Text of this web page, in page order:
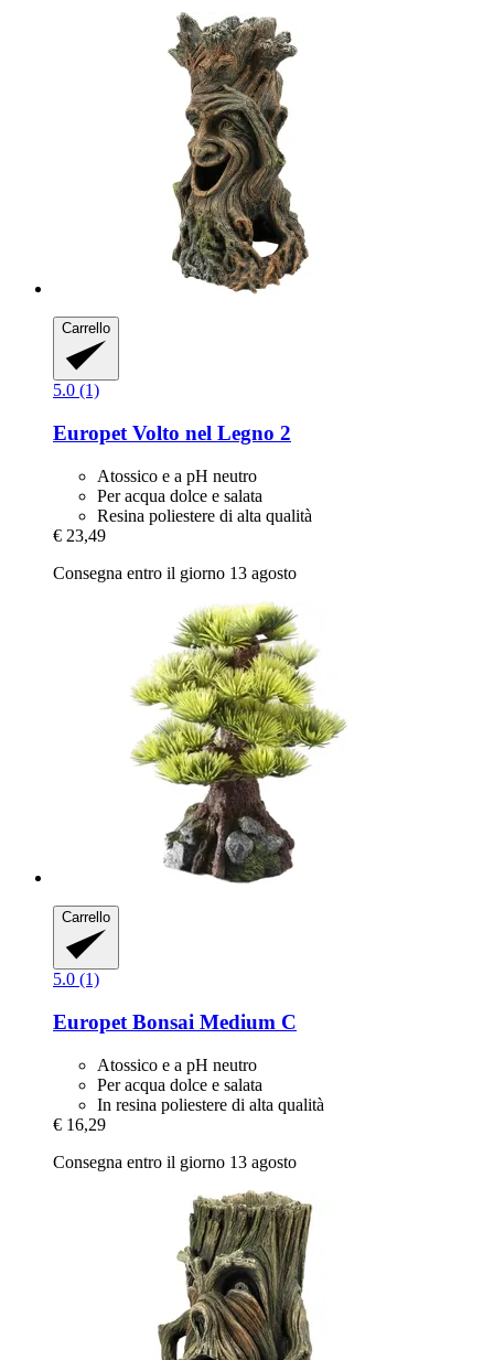
Carrello
5.0 (1)
Europet Volto nel Legno 2
Atossico e a pH neutro
Per acqua dolce e salata
Resina poliestere di alta qualità
€ 23,49
Consegna entro il giorno 13 agosto
Carrello
5.0 (1)
Europet Bonsai Medium C
Atossico e a pH neutro
Per acqua dolce e salata
In resina poliestere di alta qualità
€ 16,29
Consegna entro il giorno 13 agosto